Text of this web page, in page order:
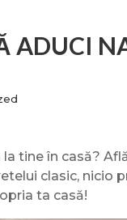
ADUCI
la tine în casă?
clasic, nicio
ta casă!